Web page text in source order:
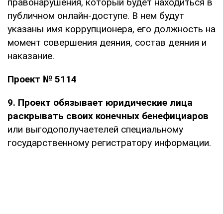
публичном онлайн-доступе. В нем будут
указаны имя коррупционера, его должность на
момент совершения деяния, состав деяния и
наказание.
Проект № 5114
9. Проект обязывает юридические лица
раскрывать своих конечных бенефициаров
или выгодополучаетелей специальному
государственному регистратору информации.